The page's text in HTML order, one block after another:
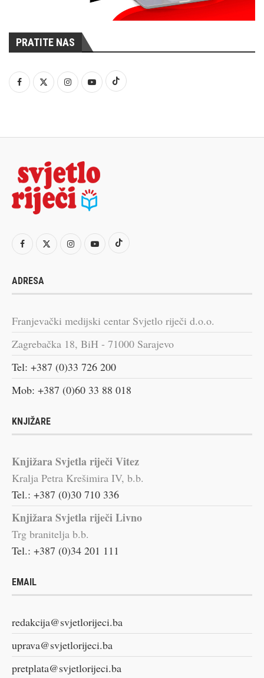
PRATITE NAS
ADRESA
Franjevački medijski centar Svjetlo riječi d.o.o.
Zagrebačka 18, BiH - 71000 Sarajevo
Tel: +387 (0)33 726 200
Mob: +387 (0)60 33 88 018
KNJIŽARE
Knjižara Svjetla riječi Vitez
Kralja Petra Krešimira IV, b.b.
Tel.: +387 (0)30 710 336
Knjižara Svjetla riječi Livno
Trg branitelja b.b.
Tel.: +387 (0)34 201 111
EMAIL
redakcija@svjetlorijeci.ba
uprava@svjetlorijeci.ba
pretplata@svjetlorijeci.ba